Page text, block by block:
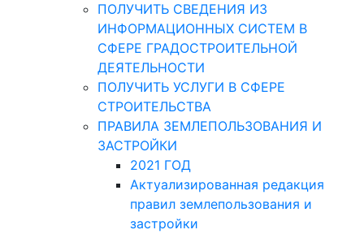
ПОЛУЧИТЬ СВЕДЕНИЯ ИЗ
ИНФОРМАЦИОННЫХ СИСТЕМ В
СФЕРЕ ГРАДОСТРОИТЕЛЬНОЙ
ДЕЯТЕЛЬНОСТИ
ПОЛУЧИТЬ УСЛУГИ В СФЕРЕ
СТРОИТЕЛЬСТВА
ПРАВИЛА ЗЕМЛЕПОЛЬЗОВАНИЯ И
ЗАСТРОЙКИ
2021 ГОД
Актуализированная редакция
правил землепользования и
застройки